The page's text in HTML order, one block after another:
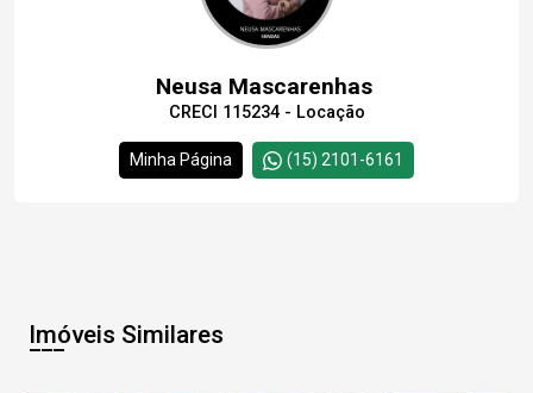
Neusa Mascarenhas
CRECI 115234 - Locação
Minha Página (15) 2101-6161
Imóveis Similares